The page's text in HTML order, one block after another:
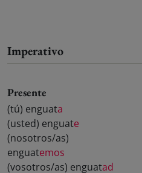
Imperativo
Presente
(tú) enguata
(usted) enguate
(nosotros/as)
enguatemos
(vosotros/as) enguatad